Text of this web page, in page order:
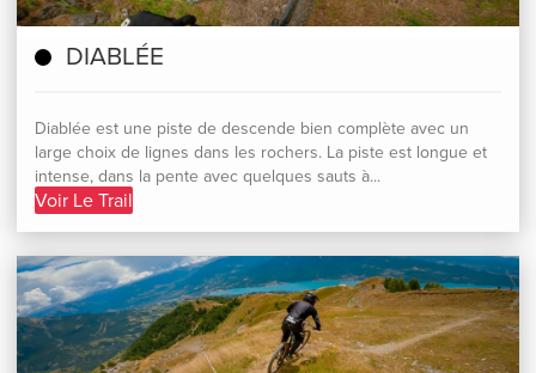
DIABLÉE
Diablée est une piste de descende bien complète avec un
large choix de lignes dans les rochers. La piste est longue et
intense, dans la pente avec quelques sauts à...
Voir Le Trail